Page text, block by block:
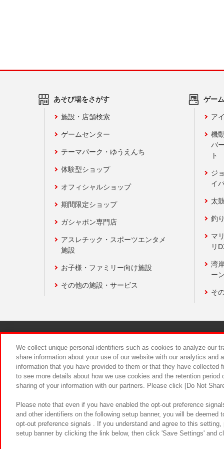
あそび場をさがす
施設・店舗検索
ゲームセンター
テーマパーク・ゆうえんち
体験型ショップ
オフィシャルショップ
期間限定ショップ
ガシャポン専門店
アスレチック・スポーツエンタメ
施設
お子様・ファミリー向け施設
その他の施設・サービス
ゲー
ア
機
バ
ト
ジ
イ
太
釣
マ
リ
湾
ー
そ
食品のご
We collect unique personal identifiers such as cookies to analyze our
share information about your use of our website with our analytics and
information that you have provided to them or that they have
to see more details about how we use cookies and the retention
sharing of your information with our partners. Please click [Do Not
Please note that even if you have enabled the opt-out preference
and other identifiers on the following setup banner, you will be
opt-out preference signals . If you understand and agree to this
setup banner by clicking the link below, then click 'Save Settings' and